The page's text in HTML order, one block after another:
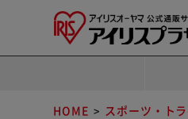
HOME スポーツ・ト